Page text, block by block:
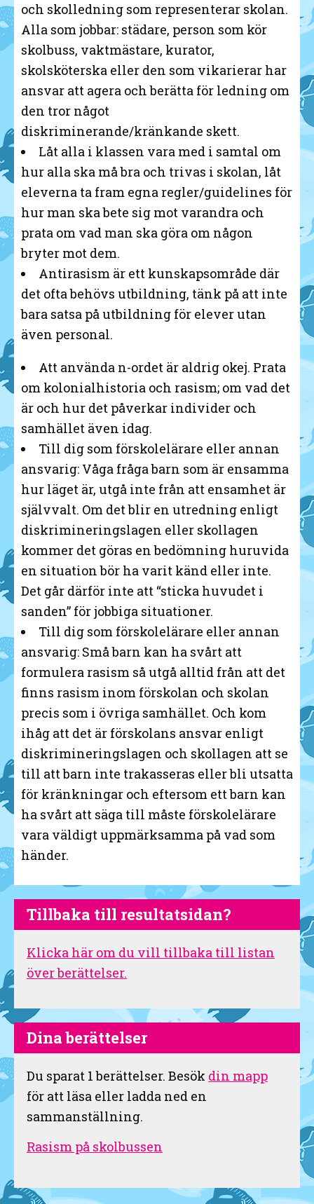
och skolledning som representerar skolan.
Alla som jobbar: städare, person som kör
skolbuss, vaktmästare, kurator,
skolsköterska eller den som vikarierar har
ansvar att agera och berätta för ledning om
den tror något
diskriminerande/kränkande skett.
Låt alla i klassen vara med i samtal om
hur alla ska må bra och trivas i skolan, låt
eleverna ta fram egna regler/guidelines för
hur man ska bete sig mot varandra och
prata om vad man ska göra om någon
bryter mot dem.
Antirasism är ett kunskapsområde där
det ofta behövs utbildning, tänk på att inte
bara satsa på utbildning för elever utan
även personal.
Att använda n-ordet är aldrig okej. Prata
om kolonialhistoria och rasism; om vad det
är och hur det påverkar individer och
samhället även idag.
Till dig som förskolelärare eller annan
ansvarig: Våga fråga barn som är ensamma
hur läget är, utgå inte från att ensamhet är
självvalt. Om det blir en utredning enligt
diskrimineringslagen eller skollagen
kommer det göras en bedömning huruvida
en situation bör ha varit känd eller inte.
Det går därför inte att “sticka huvudet i
sanden” för jobbiga situationer.
Till dig som förskolelärare eller annan
ansvarig: Små barn kan ha svårt att
formulera rasism så utgå alltid från att det
finns rasism inom förskolan och skolan
precis som i övriga samhället. Och kom
ihåg att det är förskolans ansvar enligt
diskrimineringslagen och skollagen att se
till att barn inte trakasseras eller bli utsatta
för kränkningar och eftersom ett barn kan
ha svårt att säga till måste förskolelärare
vara väldigt uppmärksamma på vad som
händer.
Tillbaka till resultatsidan?
Klicka här om du vill tillbaka till listan
över berättelser.
Dina berättelser
Du sparat 1berättelser. Besök din mapp
för att läsa eller ladda ned en
sammanställning.
Rasism på skolbussen